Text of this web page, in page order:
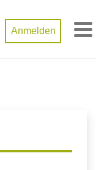
Anmelden